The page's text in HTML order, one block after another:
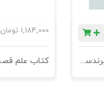
کتاب کهن الگوها در برندسازی - ابزاری برای خلاقها و استراتژیست ها
1,184,000 تومان